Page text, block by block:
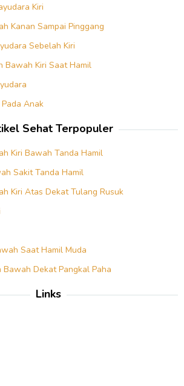
Kiri
Kanan Sampai Pinggang
Sebelah Kiri
Bawah Kiri Saat Hamil
Anak
Sehat Terpopuler
Kiri Bawah Tanda Hamil
Sakit Tanda Hamil
Kiri Atas Dekat Tulang Rusuk
Saat Hamil Muda
Bawah Dekat Pangkal Paha
Links